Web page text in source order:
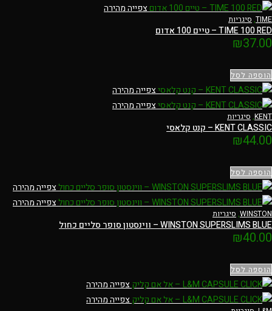
צפייה מהירה
TIME
, סיגריות
TIME 100 RED – טיים 100 אדום
₪37.00
הוספה לסל
צפייה מהירה
צפייה מהירה
KENT
, סיגריות
KENT CLASSIC – קנט קלאסי
₪44.00
הוספה לסל
צפייה מהירה
צפייה מהירה
WINSTON
, סיגריות
WINSTON SUPERSLIMS BLUE – ווינסטון סופר סליים כחול
₪40.00
הוספה לסל
צפייה מהירה
צפייה מהירה